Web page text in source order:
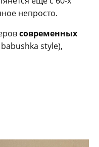
непросто.
современных
style),